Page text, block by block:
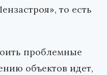
то есть
проблемные
объектов идет,